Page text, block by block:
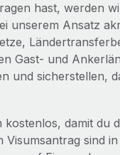
hast, werden
unserem Ansatz
Gast- und
und sicherstellen,
damit du
sind